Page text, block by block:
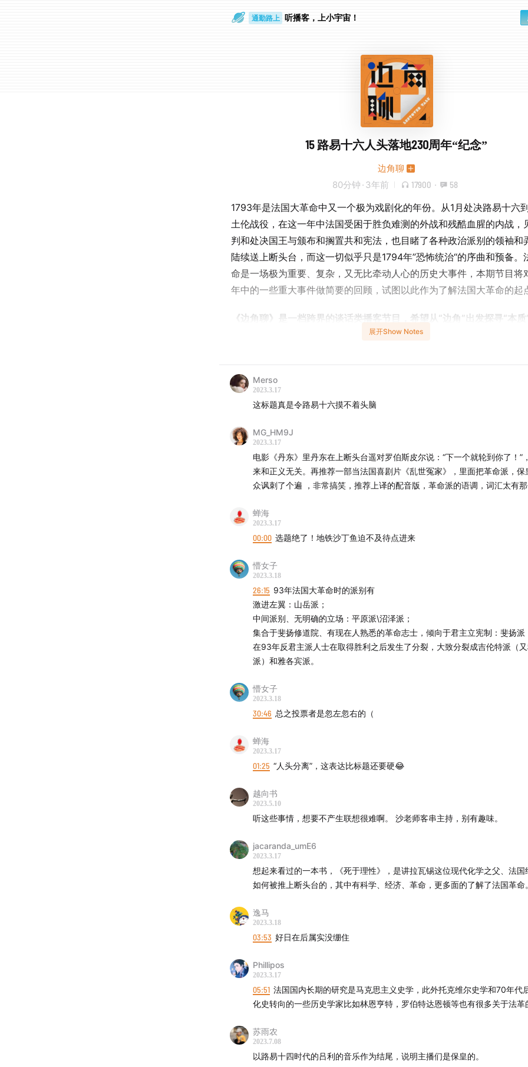
眼睛好累 听播客，上小宇宙！
15 路易十六人头落地230周年“纪念”
边角聊
80分钟 · 3年前 17900 · 58
1793年是法国大革命中又一个极为戏剧化的年份。从1月处决路易十六
土伦战役，在这一年中法国受困于胜负难测的外战和残酷血腥的内战，
判和处决国王与颁布和搁置共和宪法，也目睹了各种政治派别的领袖和
陆续送上断头台，而这一切似乎只是1794年”恐怖统治“的序曲和预备。
命是一场极为重要、复杂，又无比牵动人心的历史大事件，本期节目将
年中的一些重大事件做简要的回顾，试图以此作为了解法国大革命的起
《边角聊》是一档跨界的谈话类播客节目，希望从“边角”出发探寻“本质
“闲聊”变得“有料”。欢迎在各大播客平台搜索“边角聊”订阅收听。
姜源 aka 小P（知乎：姜源）
沙青青（微信公众号：13号埋立地）
-时间轴-
法国大革命的学术研究史也是一部立场观念的“站队史”
路易十六的蹩脚出逃
瓦伦事件成为法国废黜君主制的重要砝码
19:30 审判国王激化了革命者之间政治立场的撕裂和冲突
法国大革命期间的政治派别划分
33:2093年3月，旺岱“内战”，法国的乡村为什么反抗大革命
雨果的《九三年》是我们了解大革命的“入坑作”
93年6月，清洗吉伦特派
雅各宾宪法的颁布，与争夺大革命的正面遗产
93年7月，马拉遇刺
背景一片空白的刺客夏绿蒂·科黛
大革命在93年下半年走向“恐怖”
61:00 不倒翁约瑟夫·富歇在1793年下半登上政治舞台
65:30 玛丽·安托瓦内特要为波旁王朝总买单
奥尔良公爵菲利普·平等，另一位时代的弄潮儿在1793年11月丢了
-延伸资料-
《法国革命史》乔治·勒费弗尔
-音乐/素材-
《边角聊》主题曲
Jean Baptiste Lully-Marche pour la cérémonie des Turcs
剪辑制作：沙青青
节目统筹：伯樵
Logo设计：华盛
-互动联系-
网站: leftovertalk.fm
邮箱:leftovertalk@gmail.com
小红书：边角聊
Twitter: @leftovertalk
展开Show Notes
Merso
2023.3.17
这标题真是令路易十六摸不着头脑
MG_HM9J
2023.3.17
电影《丹东》里丹东在上断头台遥对罗伯斯皮尔说：“下一个就轮到你了！”
来和正义无关。再推荐一部当法国喜剧片《乱世冤家》，里面把革命派，保
众讽刺了个遍 ，非常搞笑，推荐上译的配音版，革命派的语调，词汇太有那
蝉海
2023.3.17
00:00 选题绝了！地铁沙丁鱼迫不及待点进来
懵女子
2023.3.18
26:15 93年法国大革命时的派别有
激进左翼：山岳派；
中间派别、无明确的立场：平原派\沼泽派；
集合于斐扬修道院、有现在人熟悉的革命志士，倾向于君主立宪制：斐扬派
在93年反君主派人士在取得胜利之后发生了分裂，大致分裂成吉伦特派（
派）和雅各宾派。
懵女子
2023.3.18
30:46 总之投票者是忽左忽右的（
蝉海
2023.3.17
01:25 “人头分离”，这表达比标题还要硬😂
越向书
2023.5.10
听这些事情，想要不产生联想很难啊。 沙老师客串主持，别有趣味。
jacaranda_umE6
2023.3.17
想起来看过的一本书，《死于理性》，是讲拉瓦锡这位现代化学之父、法国
如何被推上断头台的，其中有科学、经济、革命，更多面的了解了法国革命。
逸马
2023.3.18
03:53 好日在后属实没绷住
Phillipos
2023.3.17
05:51 法国国内长期的研究是马克思主义史学，此外托克维尔史学和70年代
化史转向的一些历史学家比如林恩亨特，罗伯特达恩顿等也有很多关于法革
苏雨农
2023.7.08
以路易十四时代的吕利的音乐作为结尾，说明主播们是保皇的。